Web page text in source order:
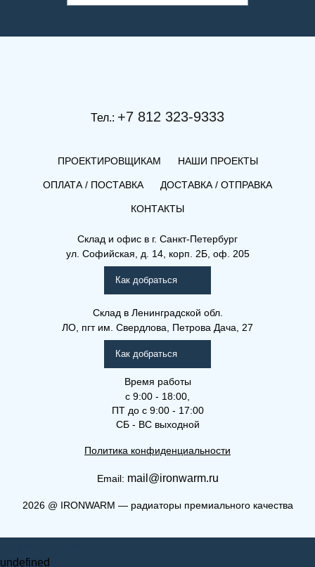
Рамо Компакт (РК), (РКВ),
(РК) 21-900-1600
Рамо Компакт (РК), (РКВ),
Тел.: +7 812 323-9333
ПРОЕКТИРОВЩИКАМ НАШИ ПРОЕКТЫ
ОПЛАТА / ПОСТАВКА ДОСТАВКА / ОТПРАВКА
КОНТАКТЫ
Склад и офис в г. Санкт-Петербург
ул. Софийская, д. 14, корп. 2Б, оф. 205
Как добраться
Склад в Ленинградской обл.
ЛО, пгт им. Свердлова, Петрова Дача, 27
Как добраться
Время работы
с 9:00 - 18:00,
ПТ до с 9:00 - 17:00
СБ - ВС выходной
Политика конфиденциальности
Email: mail@ironwarm.ru
2026@ IRONWARM — радиаторы премиального качества
undefined